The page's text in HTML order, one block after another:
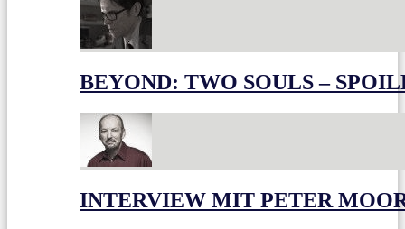
BEYOND: TWO SOULS –
INTERVIEW MIT PETER